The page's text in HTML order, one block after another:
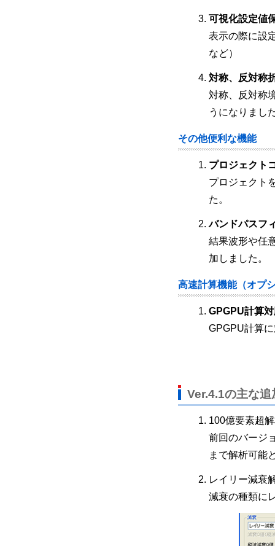
可視化設定値
表示の際に設
など）
対称、反対称
対称、反対称
うになりまし
その他便利な機能
プロジェクト
プロジェクト
た。
バンドパスフ
結果波形や任
加しました。
高速計算機能（オプ
GPGPU計算
GPGPU計算
Ver.4.1の主な追
100億要素超
前回のバージ
まで解析可能
レイリー減衰
減衰の種類に